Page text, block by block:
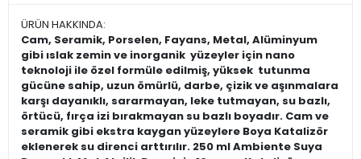
ÜRÜN HAKKINDA:
Cam, Seramik, Porselen, Fayans, Metal, Alüminyum
gibi ıslak zemin ve inorganik yüzeyler için nano
teknoloji ile özel formüle edilmiş, yüksek tutunma
gücüne sahip, uzun ömürlü, darbe, çizik ve aşınmalara
karşı dayanıklı, sararmayan, leke tutmayan, su bazlı,
örtücü, fırça izi bırakmayan su bazlı boyadır. Cam ve
seramik gibi ekstra kaygan yüzeylere Boya Katalizör
eklenerek su direnci arttırılır. 250 ml Ambiente Suya